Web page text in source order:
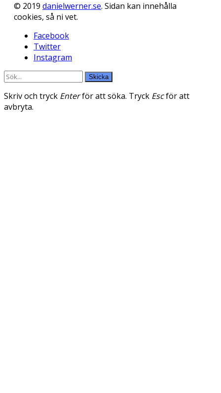
© 2019 danielwerner.se. Sidan kan innehålla
cookies, så ni vet.
Facebook
Twitter
Instagram
Skicka
Skriv och tryck Enterför att söka. Tryck Escför att
avbryta.